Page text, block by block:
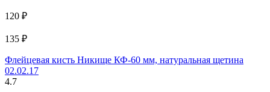
120 ₽
135 ₽
Флейцевая кисть Никище КФ-60 мм, натуральная щетина
02.02.17
4.7